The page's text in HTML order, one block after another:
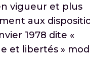
vigueur et plus
aux
1978 dite «
et libertés »